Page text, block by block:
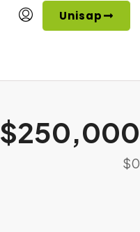
Unisap
$250,000
$0